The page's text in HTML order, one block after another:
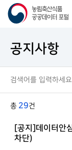
공지사항
총 29건
[공지]데이터안
차단)